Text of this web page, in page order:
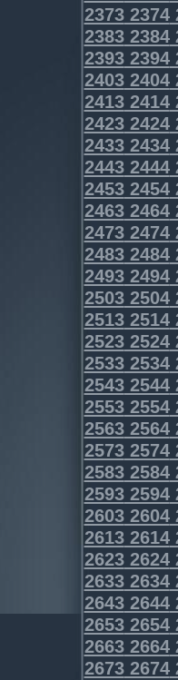
23732374
23832384
23932394
24032404
24132414
24232424
24332434
24432444
24532454
24632464
24732474
24832484
24932494
25032504
25132514
25232524
25332534
25432544
25532554
25632564
25732574
25832584
25932594
26032604
26132614
26232624
26332634
26432644
26532654
26632664
26732674